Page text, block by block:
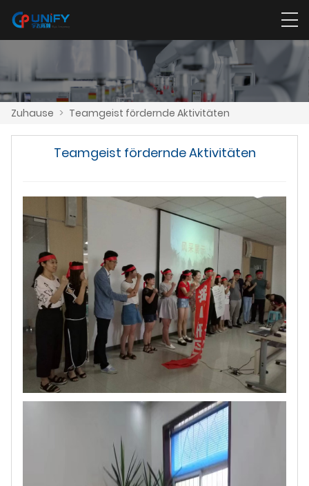
Zuhause > Teamgeist fördernde Aktivitäten
Teamgeist fördernde Aktivitäten